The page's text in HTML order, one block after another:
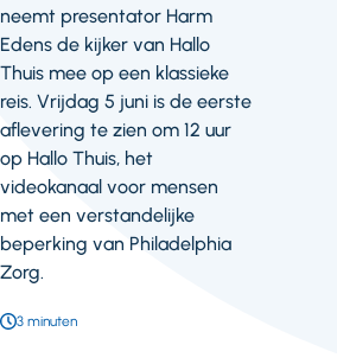
neemt presentator Harm
Edens de kijker van Hallo
Thuis mee op een klassieke
reis. Vrijdag 5 juni is de eerste
aflevering te zien om 12 uur
op Hallo Thuis, het
videokanaal voor mensen
met een verstandelijke
beperking van Philadelphia
Zorg.
Leestijd:
3 minuten